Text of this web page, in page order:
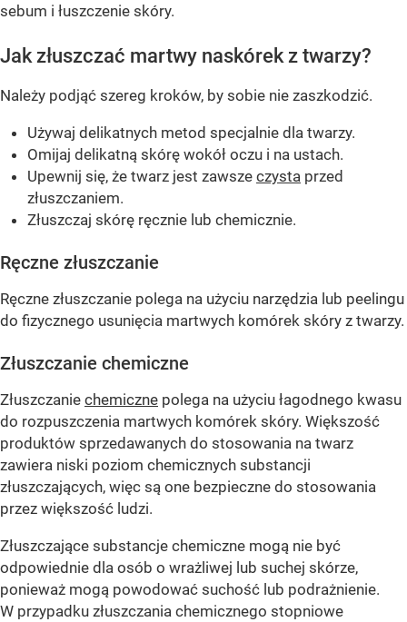
sebum i łuszczenie skóry.
Jak złuszczać martwy naskórek z twarzy?
Należy podjąć szereg kroków, by sobie nie zaszkodzić.
Używaj delikatnych metod specjalnie dla twarzy.
Omijaj delikatną skórę wokół oczu i na ustach.
Upewnij się, że twarz jest zawsze czysta przed
złuszczaniem.
Złuszczaj skórę ręcznie lub chemicznie.
Ręczne złuszczanie
Ręczne złuszczanie polega na użyciu narzędzia lub peelingu
do fizycznego usunięcia martwych komórek skóry z twarzy.
Złuszczanie chemiczne
Złuszczanie chemiczne polega na użyciu łagodnego kwasu
do rozpuszczenia martwych komórek skóry. Większość
produktów sprzedawanych do stosowania na twarz
zawiera niski poziom chemicznych substancji
złuszczających, więc są one bezpieczne do stosowania
przez większość ludzi.
Złuszczające substancje chemiczne mogą nie być
odpowiednie dla osób o wrażliwej lub suchej skórze,
ponieważ mogą powodować suchość lub podrażnienie.
W przypadku złuszczania chemicznego stopniowe